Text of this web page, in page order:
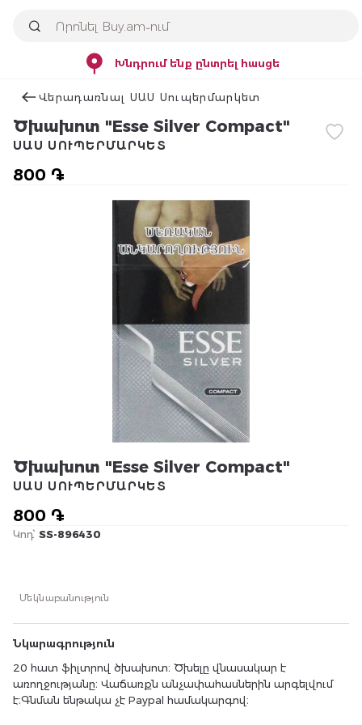
Խնդրում ենք ընտրել հասցե
Վերադառնալ ՍԱՍ Սուպերմարկետ
Ծխախոտ "Esse Silver Compact"
800 ֏
ՍԱՍ ՍՈՒՊԵՐՄԱՐԿԵՏ
Ծխախոտ "Esse Silver Compact"
800 ֏
ՍԱՍ ՍՈՒՊԵՐՄԱՐԿԵՏ
Կոդ՝ SS-896430
Մեկնաբանություն
Նկարագրություն
20 հատ ֆիլտրով ծխախոտ։ Ծխելը վնասակար է
առողջությանը։ Վաճառքն անչափահասներին արգելվում
է։Գնման ենթակա չէ Paypal համակարգով։